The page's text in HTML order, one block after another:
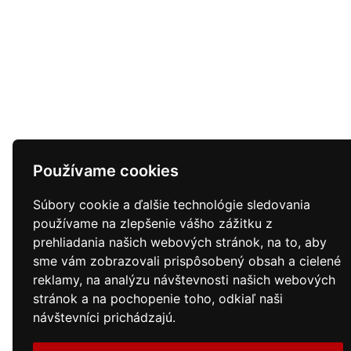
Používame cookies
Súbory cookie a ďalšie technológie sledovania
používame na zlepšenie vášho zážitku z
prehliadania našich webových stránok, na to, aby
sme vám zobrazovali prispôsobený obsah a cielené
reklamy, na analýzu návštevnosti našich webových
stránok a na pochopenie toho, odkiaľ naši
návštevníci prichádzajú.